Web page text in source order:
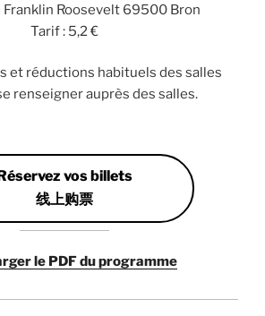
Franklin Roosevelt 69500 Bron
Tarif : 5,2 €
et réductions habituels des salles
renseigner auprès des salles.
vos billets
线上购票
le PDF du programme